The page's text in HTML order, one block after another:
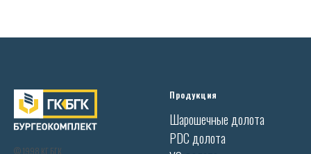
© 1998 КГ БГК
Продукция
Шарошечные долота
PDC долота